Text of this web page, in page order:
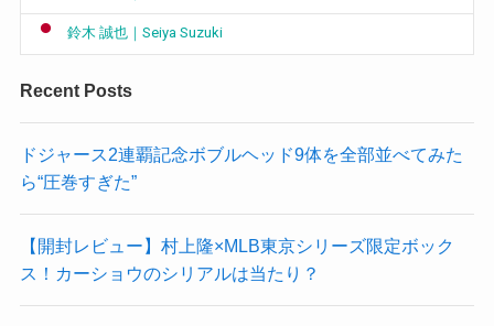
鈴木 誠也｜Seiya Suzuki
Recent Posts
ドジャース2連覇記念ボブルヘッド9体を全部並べてみた
ら“圧巻すぎた”
【開封レビュー】村上隆×MLB東京シリーズ限定ボック
ス！カーショウのシリアルは当たり？